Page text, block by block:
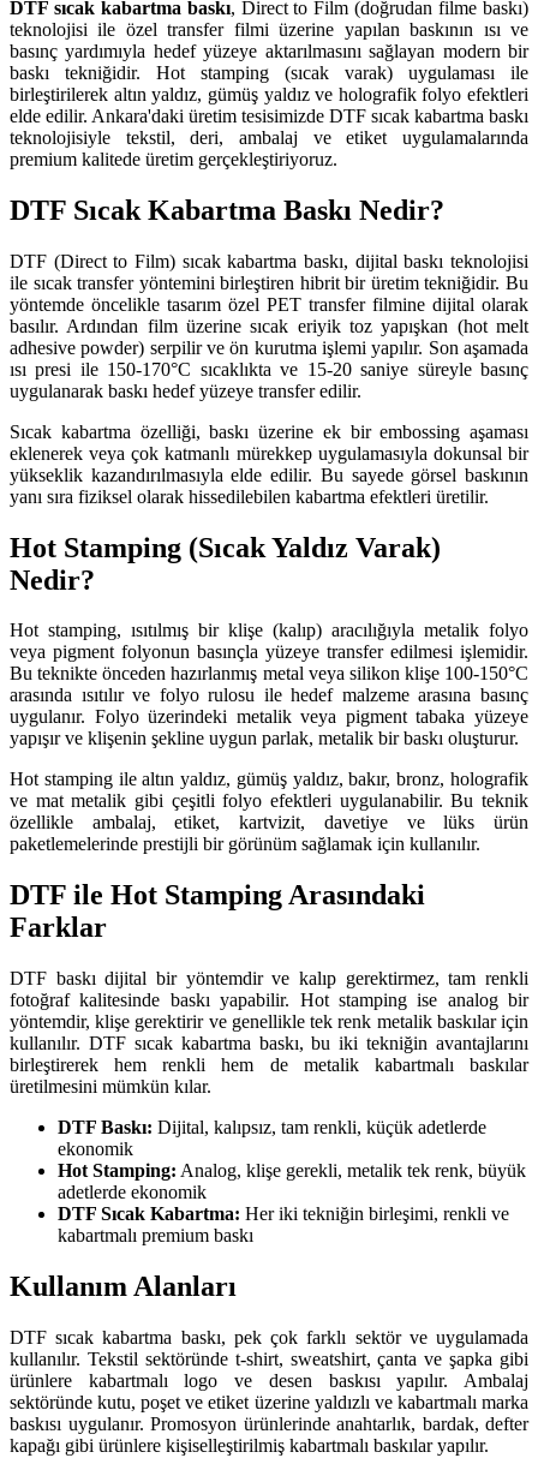
DTF sıcak kabartma baskı, Direct to Film (doğrudan filme baskı)
teknolojisi ile özel transfer filmi üzerine yapılan baskının ısı ve
basınç yardımıyla hedef yüzeye aktarılmasını sağlayan modern bir
baskı tekniğidir. Hot stamping (sıcak varak) uygulaması ile
birleştirilerek altın yaldız, gümüş yaldız ve holografik folyo efektleri
elde edilir. Ankara'daki üretim tesisimizde DTF sıcak kabartma baskı
teknolojisiyle tekstil, deri, ambalaj ve etiket uygulamalarında
premium kalitede üretim gerçekleştiriyoruz.
DTF Sıcak Kabartma Baskı Nedir?
DTF (Direct to Film) sıcak kabartma baskı, dijital baskı teknolojisi
ile sıcak transfer yöntemini birleştiren hibrit bir üretim tekniğidir. Bu
yöntemde öncelikle tasarım özel PET transfer filmine dijital olarak
basılır. Ardından film üzerine sıcak eriyik toz yapışkan (hot melt
adhesive powder) serpilir ve ön kurutma işlemi yapılır. Son aşamada
ısı presi ile 150-170°C sıcaklıkta ve 15-20 saniye süreyle basınç
uygulanarak baskı hedef yüzeye transfer edilir.
Sıcak kabartma özelliği, baskı üzerine ek bir embossing aşaması
eklenerek veya çok katmanlı mürekkep uygulamasıyla dokunsal bir
yükseklik kazandırılmasıyla elde edilir. Bu sayede görsel baskının
yanı sıra fiziksel olarak hissedilebilen kabartma efektleri üretilir.
Hot Stamping (Sıcak Yaldız Varak)
Nedir?
Hot stamping, ısıtılmış bir klişe (kalıp) aracılığıyla metalik folyo
veya pigment folyonun basınçla yüzeye transfer edilmesi işlemidir.
Bu teknikte önceden hazırlanmış metal veya silikon klişe 100-150°C
arasında ısıtılır ve folyo rulosu ile hedef malzeme arasına basınç
uygulanır. Folyo üzerindeki metalik veya pigment tabaka yüzeye
yapışır ve klişenin şekline uygun parlak, metalik bir baskı oluşturur.
Hot stamping ile altın yaldız, gümüş yaldız, bakır, bronz, holografik
ve mat metalik gibi çeşitli folyo efektleri uygulanabilir. Bu teknik
özellikle ambalaj, etiket, kartvizit, davetiye ve lüks ürün
paketlemelerinde prestijli bir görünüm sağlamak için kullanılır.
DTF ile Hot Stamping Arasındaki
Farklar
DTF baskı dijital bir yöntemdir ve kalıp gerektirmez, tam renkli
fotoğraf kalitesinde baskı yapabilir. Hot stamping ise analog bir
yöntemdir, klişe gerektirir ve genellikle tek renk metalik baskılar için
kullanılır. DTF sıcak kabartma baskı, bu iki tekniğin avantajlarını
birleştirerek hem renkli hem de metalik kabartmalı baskılar
üretilmesini mümkün kılar.
DTF Baskı: Dijital, kalıpsız, tam renkli, küçük adetlerde
ekonomik
Hot Stamping: Analog, klişe gerekli, metalik tek renk, büyük
adetlerde ekonomik
DTF Sıcak Kabartma: Her iki tekniğin birleşimi, renkli ve
kabartmalı premium baskı
Kullanım Alanları
DTF sıcak kabartma baskı, pek çok farklı sektör ve uygulamada
kullanılır. Tekstil sektöründe t-shirt, sweatshirt, çanta ve şapka gibi
ürünlere kabartmalı logo ve desen baskısı yapılır. Ambalaj
sektöründe kutu, poşet ve etiket üzerine yaldızlı ve kabartmalı marka
baskısı uygulanır. Promosyon ürünlerinde anahtarlık, bardak, defter
kapağı gibi ürünlere kişiselleştirilmiş kabartmalı baskılar yapılır.